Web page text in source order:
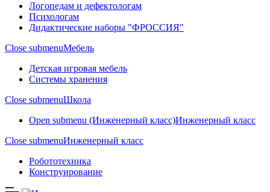
Логопедам и дефектологам
Психологам
Дидактические наборы "ФРОССИЯ"
Close submenuМебель
Детская игровая мебель
Системы хранения
Close submenuШкола
Open submenu (Инженерный класс)Инженерный класс
Close submenuИнженерный класс
Робототехника
Конструирование